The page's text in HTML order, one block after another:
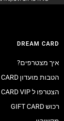
DREAM CARD
איך מצטרפים?
הטבות מועדון DREAM CARD
הצטרפו ל DREAM CARD VIP
רכוש GIFT CARD